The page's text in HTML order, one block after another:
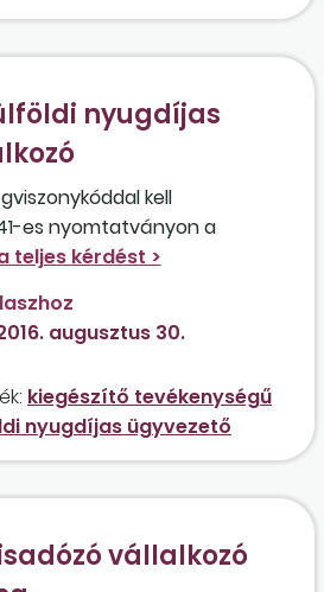
nyugdíjas
kell
es nyomtatványon a
folytató társas
szolgáltatási
nyugdíjas tag után,
ha nem működik közre a
el?
augusztus 30.
kiegészítő tevékenységű
nyugdíjas ügyvezető
vállalkozó